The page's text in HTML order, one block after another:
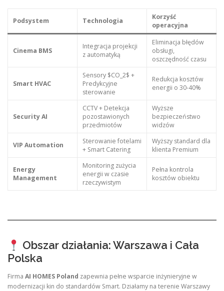
Podsystem Technologia
Korzyść
operacyjna
Cinema BMS
Integracja projekcji
z automatyką
Eliminacja błędów
obsługi,
oszczędność czasu
Smart HVAC
Sensory $CO_2$ +
Predykcyjne
sterowanie
Redukcja kosztów
energii o 30-40%
Security AI
CCTV + Detekcja
pozostawionych
przedmiotów
Wyższe
bezpieczeństwo
widzów
VIP Automation
Sterowanie fotelami
+ Smart Catering
Wyższy standard dla
klienta Premium
Energy
Management
Monitoring zużycia
energii w czasie
rzeczywistym
Pełna kontrola
kosztów obiektu
Obszar działania: Warszawa i Cała
Polska
Firma AI HOMES Poland zapewnia pełne wsparcie inżynieryjne w
modernizacji kin do standardów Smart. Działamy na terenie Warszawy